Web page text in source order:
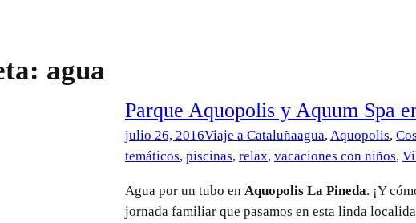
agua
Parque Aquopolis y Aquum Spa
julio 26, 2016Viaje a Cataluñaagua, Aquopolis,
temáticos, piscinas, relax, vacaciones con niños,
Agua por un tubo en Aquopolis La Pineda. ¡Y
jornada familiar que pasamos en esta linda